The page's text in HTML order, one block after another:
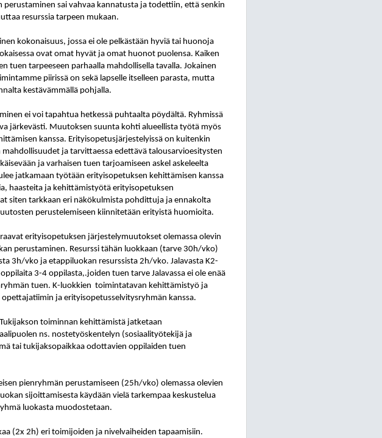
sai vahvaa kannatusta ja todettiin, että senkin
resurssia tarpeen mukaan.
kokonaisuus, jossa ei ole pelkästään hyviä tai huonoja
ovat omat hyvät ja omat huonot puolensa. Kaiken
tuen tarpeeseen parhaalla mahdollisella tavalla. Jokainen
piirissä on sekä lapselle itselleen parasta, mutta
kestävämmällä pohjalla.
ei voi tapahtua hetkessä puhtaalta pöydältä. Ryhmissä
järkevästi. Muutoksen suunta kohti alueellista työtä myös
kanssa. Erityisopetusjärjestelyissä on kuitenkin
ja tarvittaessa edettävä talousarvioesitysten
ja varhaisen tuen tarjoamiseen askel askeleelta
jatkamaan työtään erityisopetuksen kehittämisen kanssa
haasteita ja kehittämistyötä erityisopetuksen
siten tarkkaan eri näkökulmista pohdittuja ja ennakolta
perustelemiseen kiinnitetään erityistä huomioita.
erityisopetuksen järjestelymuutokset olemassa olevin
perustaminen. Resurssi tähän luokkaan (tarve 30h/vko)
3h/vko ja etappiluokan resurssista 2h/vko. Jalavasta K2-
3-4 oppilasta,.joiden tuen tarve Jalavassa ei ole enää
tuen. K-luokkien toimintatavan kehittämistyö ja
ja erityisopetusselvitysryhmän kanssa.
toiminnan kehittämistä jatketaan
ns. nostetyöskentelyn (sosiaalityötekijä ja
tai tukijaksopaikkaa odottavien oppilaiden tuen
pienryhmän perustamiseen (25h/vko) olemassa olevien
sijoittamisesta käydään vielä tarkempaa keskustelua
luokasta muodostetaan.
(2x 2h) eri toimijoiden ja nivelvaiheiden tapaamisiin.